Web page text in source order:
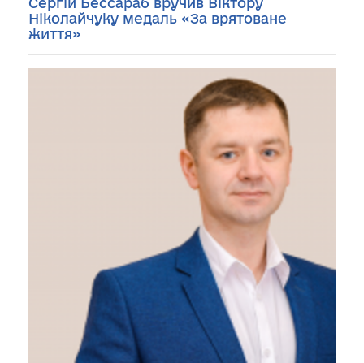
Ніколайчуку медаль «За врятоване
життя»